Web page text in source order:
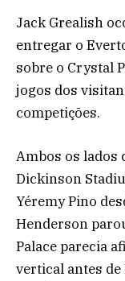
Jack Grealish
entregar o
sobre o Crystal
jogos dos
competições.
Ambos os lados
Dickinson
Yéremy Pino
Henderson
Palace parecia
vertical antes